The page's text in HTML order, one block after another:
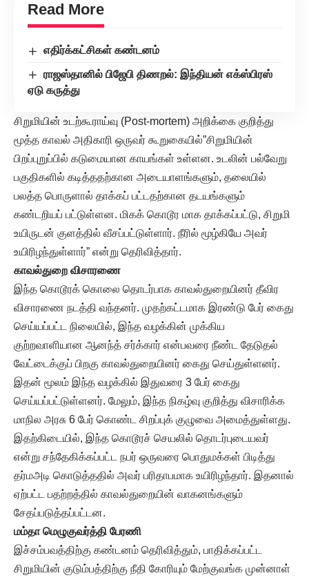
Read More
எதிர்க்கட்சிகள் கண்டனம்
ராஜஸ்தானில் பிஜேபி திணறல்: இந்தியன் எக்ஸ்பிரஸ்
ஏடு கருத்து
சிறுமியின் உடற்கூராய்வு (Post-mortem) அறிக்கை குறித்து
மூத்த காவல் அதிகாரி ஒருவர் கூறுகையில்”சிறுமியின்
பிறப்புறுப்பில் கடுமையான காயங்கள் உள்ளன. உடலின் பல்வேறு
பகுதிகளில் கடித்ததற்கான அடையாளங்களும், தலையில்
பலத்த பொருளால் தாக்கப் பட்டதற்கான தடயங்களும்
கண்டறியப் பட்டுள்ளன. மிகக் கொடூர மாக தாக்கப்பட்டு, சிறுமி
உயிருடன் குளத்தில் வீசப்பட்டுள்ளார். நீரில் மூழ்கியே அவர்
உயிரிழந்துள்ளார்” என்று தெரிவித்தார்.
காவல்துறை விசாரணை
இந்த கொடூரக் கொலை தொடர்பாக காவல்துறையினர் தீவிர
விசாரணை நடத்தி வந்தனர். முதற்கட்டமாக இரண்டு பேர் கைது
செய்யப்பட்ட நிலையில், இந்த வழக்கின் முக்கிய
குற்றவாளியான ஆனந்த் சர்க்கார் என்பவரை நீண்ட தேடுதல்
வேட்டைக்குப் பிறகு காவல்துறையினர் கைது செய்துள்ளனர்.
இதன் மூலம் இந்த வழக்கில் இதுவரை 3 பேர் கைது
செய்யப்பட்டுள்ளனர். மேலும், இந்த நிகழ்வு குறித்து விசாரிக்க
மாநில அரசு 6 பேர் கொண்ட சிறப்புக் குழுவை அமைத்துள்ளது.
இதற்கிடையில், இந்த கொடூரச் செயலில் தொடர்புடையவர்
என்று சந்தேகிக்கப்பட்ட நபர் ஒருவரை பொதுமக்கள் பிடித்து
தர்மஅடி கொடுத்ததில் அவர் பரிதாபமாக உயிரிழந்தார். இதனால்
ஏற்பட்ட பதற்றத்தில் காவல்துறையின் வாகனங்களும்
சேதப்படுத்தப்பட்டன.
மம்தா மெழுகுவர்த்தி பேரணி
இச்சம்பவத்திற்கு கண்டனம் தெரிவித்தும், பாதிக்கப்பட்ட
சிறுமியின் குடும்பத்திற்கு நீதி கோரியும் மேற்குவங்க முன்னாள்